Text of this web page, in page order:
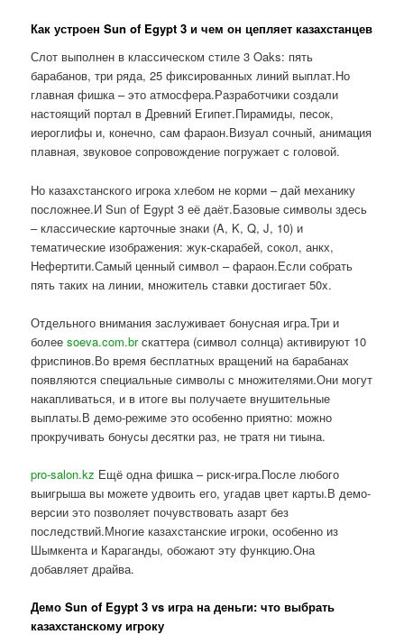
Как устроен Sun of Egypt 3 и чем он цепляет казахстанцев
Слот выполнен в классическом стиле 3 Oaks: пять
барабанов, три ряда, 25 фиксированных линий выплат.Но
главная фишка – это атмосфера.Разработчики создали
настоящий портал в Древний Египет.Пирамиды, песок,
иероглифы и, конечно, сам фараон.Визуал сочный, анимация
плавная, звуковое сопровождение погружает с головой.
Но казахстанского игрока хлебом не корми – дай механику
посложнее.И Sun of Egypt 3 её даёт.Базовые символы здесь
– классические карточные знаки (A, K, Q, J, 10) и
тематические изображения: жук-скарабей, сокол, анкх,
Нефертити.Самый ценный символ – фараон.Если собрать
пять таких на линии, множитель ставки достигает 50x.
Отдельного внимания заслуживает бонусная игра.Три и
болееsoeva.com.brскаттера (символ солнца) активируют 10
фриспинов.Во время бесплатных вращений на барабанах
появляются специальные символы с множителями.Они могут
накапливаться, и в итоге вы получаете внушительные
выплаты.В демо-режиме это особенно приятно: можно
прокручивать бонусы десятки раз, не тратя ни тиына.
pro-salon.kz Ещё одна фишка – риск-игра.После любого
выигрыша вы можете удвоить его, угадав цвет карты.В демо-
версии это позволяет почувствовать азарт без
последствий.Многие казахстанские игроки, особенно из
Шымкента и Караганды, обожают эту функцию.Она
добавляет драйва.
Демо Sun of Egypt 3 vs игра на деньги: что выбрать
казахстанскому игроку